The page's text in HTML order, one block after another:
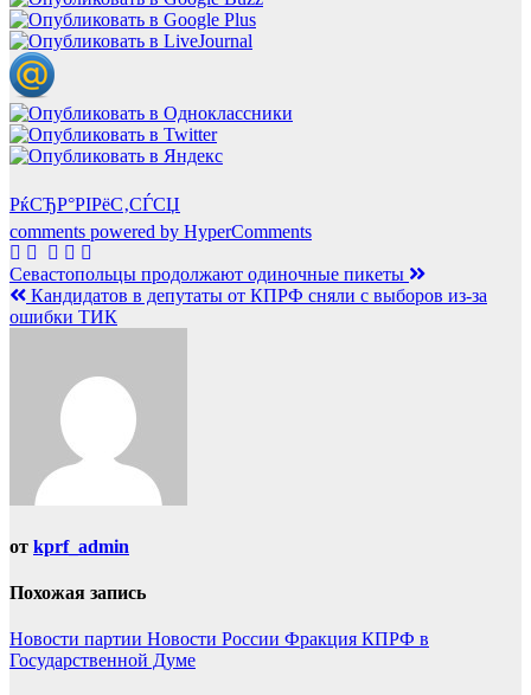
РќСЂР°РІРёС‚СЃСЏ
comments powered by HyperComments
Навигация
по
Севастопольцы продолжают одиночные пикеты
Кандидатов в депутаты от КПРФ сняли с выборов из-за
ошибки ТИК
от kprf_admin
Похожая запись
Новости партии Новости России Фракция КПРФ в
Государственной Думе